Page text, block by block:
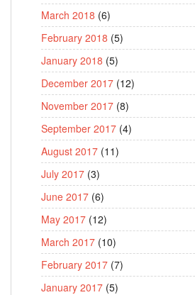
March 2018 (6)
February 2018 (5)
January 2018 (5)
December 2017 (12)
November 2017 (8)
September 2017 (4)
August 2017 (11)
July 2017 (3)
June 2017 (6)
May 2017 (12)
March 2017 (10)
February 2017 (7)
January 2017 (5)